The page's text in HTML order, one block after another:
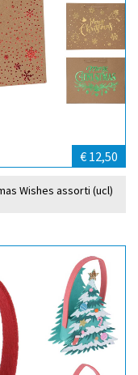
€ 12,50
Wishes assorti (ucl)